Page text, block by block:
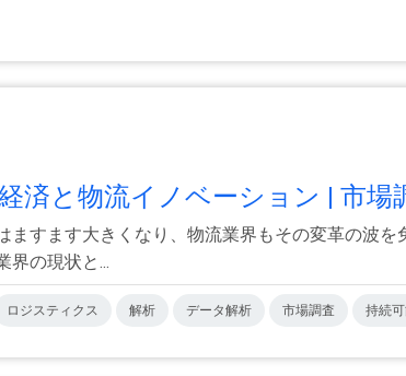
済と物流イノベーション | 市場
すます大きくなり、物流業界もその変革の波を
界の現状と...
ロジスティクス 解析 データ解析 市場調査 持続